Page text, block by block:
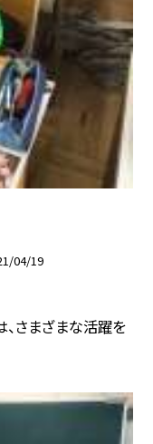
04/19
、さまざまな活躍を